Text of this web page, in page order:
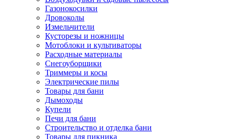
Газонокосилки
Дровоколы
Измельчители
Кусторезы и ножницы
Мотоблоки и культиваторы
Расходные материалы
Снегоуборщики
Триммеры и косы
Электрические пилы
Товары для бани
Дымоходы
Купели
Печи для бани
Строительство и отделка бани
Товары для пикника